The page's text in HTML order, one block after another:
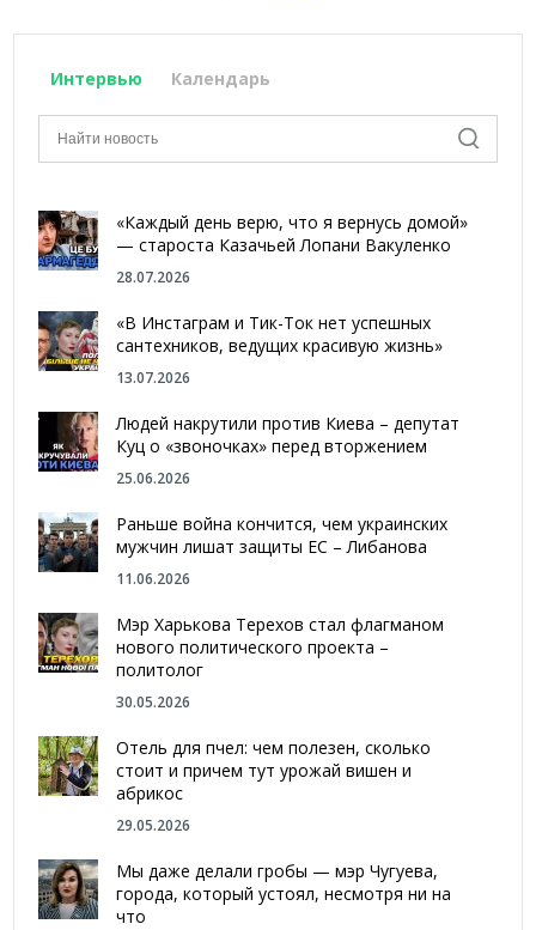
Интервью Календарь
«Каждый день верю, что я вернусь домой»
— староста Казачьей Лопани Вакуленко
28.07.2026
«В Инстаграм и Тик-Ток нет успешных
сантехников, ведущих красивую жизнь»
13.07.2026
Людей накрутили против Киева – депутат
Куц о «звоночках» перед вторжением
25.06.2026
Раньше война кончится, чем украинских
мужчин лишат защиты ЕС – Либанова
11.06.2026
Мэр Харькова Терехов стал флагманом
нового политического проекта –
политолог
30.05.2026
Отель для пчел: чем полезен, сколько
стоит и причем тут урожай вишен и
абрикос
29.05.2026
Мы даже делали гробы — мэр Чугуева,
города, который устоял, несмотря ни на
что